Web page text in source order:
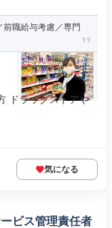
前職給与考慮／専⾨
ドラッグストアや
気になる
ビス管理責任者